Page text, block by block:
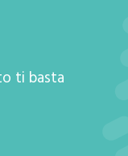
ti basta